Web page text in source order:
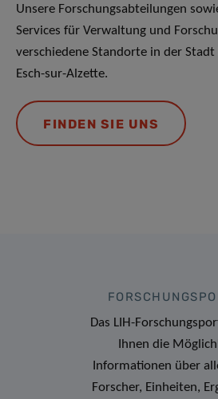
Unsere Forschungsabteilungen
Services für Verwaltung und
verschiedene Standorte in der
Esch-sur-Alzette.
FINDEN SIE UNS
Das LIH-
Ihnen die
Informationen über
Forscher, Einheiten,